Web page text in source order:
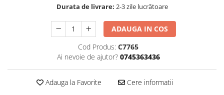
Editura Frontiera
Editura Gama
Editura Kreativ
Editura Lizuka Educativ
Editura Nemira
Durata de livrare: 2-3 zile lucrătoare
ADAUGA IN COS
Cod Produs: C7765
Ai nevoie de ajutor? 0745363436
Adauga la Favorite Cere informatii